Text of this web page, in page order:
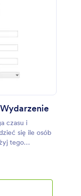
czasu i
się ile osób
tego
by poznać
się na
na
czemu